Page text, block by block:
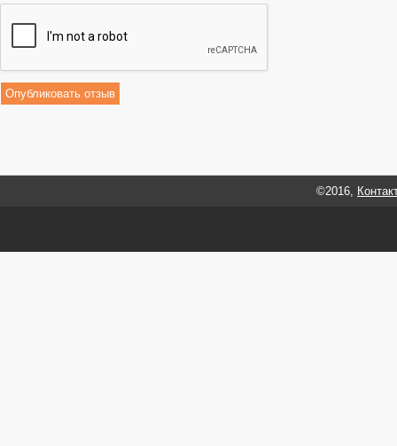
©2016,